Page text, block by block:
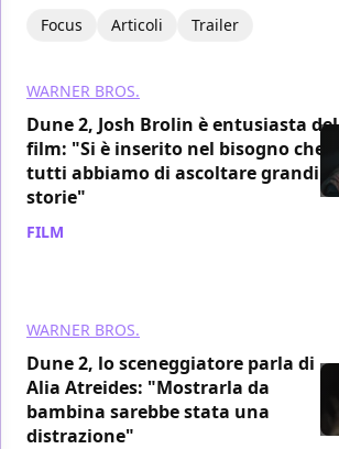
Focus Articoli Trailer
WARNER BROS.
Dune 2, Josh Brolin è entusiasta del
film: "Si è inserito nel bisogno che
tutti abbiamo di ascoltare grandi
storie"
FILM
WARNER BROS.
Dune 2, lo sceneggiatore parla di
Alia Atreides: "Mostrarla da
bambina sarebbe stata una
distrazione"